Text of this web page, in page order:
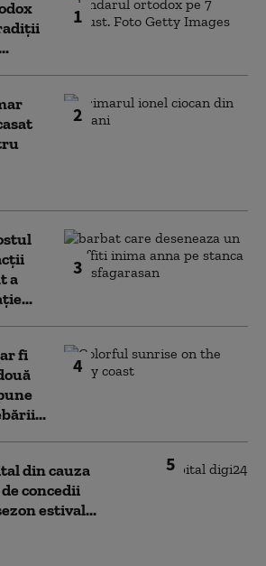
1
2
3
a
4
fi
5
din cauza
concedii
estival...